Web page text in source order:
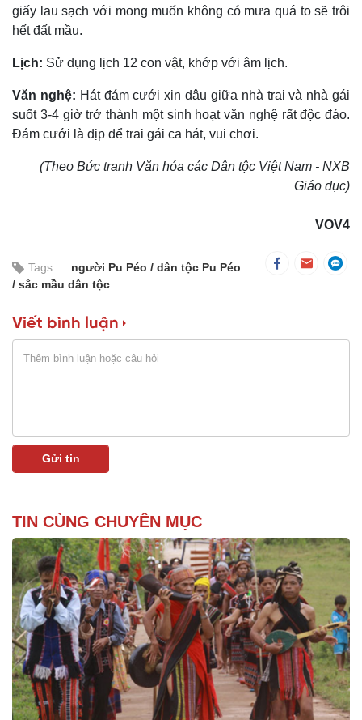
giấy lau sạch với mong muốn không có mưa quá to sẽ trôi
hết đất mầu.
Lịch: Sử dụng lịch 12 con vật, khớp với âm lịch.
Văn nghệ: Hát đám cưới xin dâu giữa nhà trai và nhà gái
suốt 3-4 giờ trở thành một sinh hoạt văn nghệ rất độc đáo.
Ðám cưới là dịp để trai gái ca hát, vui chơi.
(Theo Bức tranh Văn hóa các Dân tộc Việt Nam - NXB
Giáo dục)
VOV4
Tags: người Pu Péo
dân tộc Pu Péo
sắc mầu dân tộc
Viết bình luận
TIN CÙNG CHUYÊN MỤC